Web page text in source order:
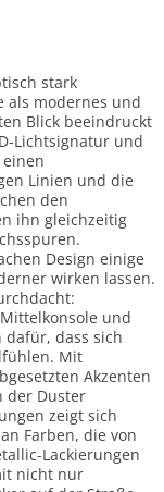
stark
als modernes und
Blick beeindruckt
Lichtsignatur und
Linien und die
den
ihn gleichzeitig
Design einige
wirken lassen.
und
dass sich
Mit
Akzenten
der Duster
zeigt sich
Farben, die von
Lackierungen
nicht nur